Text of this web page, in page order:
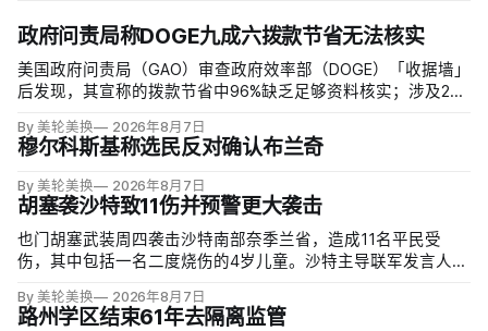
政府问责局称DOGE九成六拨款节省无法核实
美国政府问责局（GAO）审查政府效率部（DOGE）「收据墙」
后发现，其宣称的拨款节省中96%缺乏足够资料核实；涉及274
三分之二无法验证或不符合其公开方法，264份拟终止租约中
108份早已进入终止流程。
By 美轮美换 2026年8月7日
穆尔科斯基称选民反对确认布兰奇
By 美轮美换 2026年8月7日
胡塞袭沙特致11伤并预警更大袭击
也门胡塞武装周四袭击沙特南部奈季兰省，造成11名平民受
伤，其中包括一名二度烧伤的4岁儿童。沙特主导联军发言人图
区；
By 美轮美换 2026年8月7日
路州学区结束61年去隔离监管